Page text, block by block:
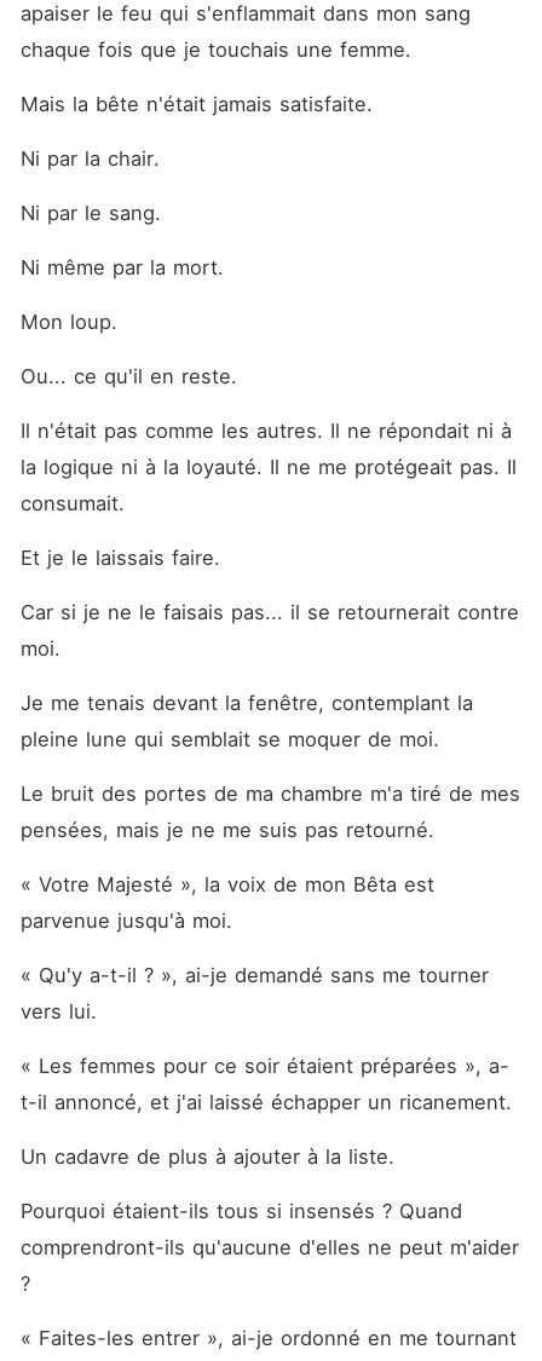
apaiser le feu qui s'enflammait dans mon sang
chaque fois que je touchais une femme.
Mais la bête n'était jamais satisfaite.
Ni par la chair.
Ni par le sang.
Ni même par la mort.
Mon loup.
Ou... ce qu'il en reste.
Il n'était pas comme les autres. Il ne répondait ni à
la logique ni à la loyauté. Il ne me protégeait pas. Il
consumait.
Et je le laissais faire.
Car si je ne le faisais pas... il se retournerait contre
moi.
Je me tenais devant la fenêtre, contemplant la
pleine lune qui semblait se moquer de moi.
Le bruit des portes de ma chambre m'a tiré de mes
pensées, mais je ne me suis pas retourné.
« Votre Majesté », la voix de mon Bêta est
parvenue jusqu'à moi.
« Qu'y a-t-il ? », ai-je demandé sans me tourner
vers lui.
« Les femmes pour ce soir étaient préparées », a-
t-il annoncé, et j'ai laissé échapper un ricanement.
Un cadavre de plus à ajouter à la liste.
Pourquoi étaient-ils tous si insensés ? Quand
comprendront-ils qu'aucune d'elles ne peut m'aider
?
« Faites-les entrer », ai-je ordonné en me tournant